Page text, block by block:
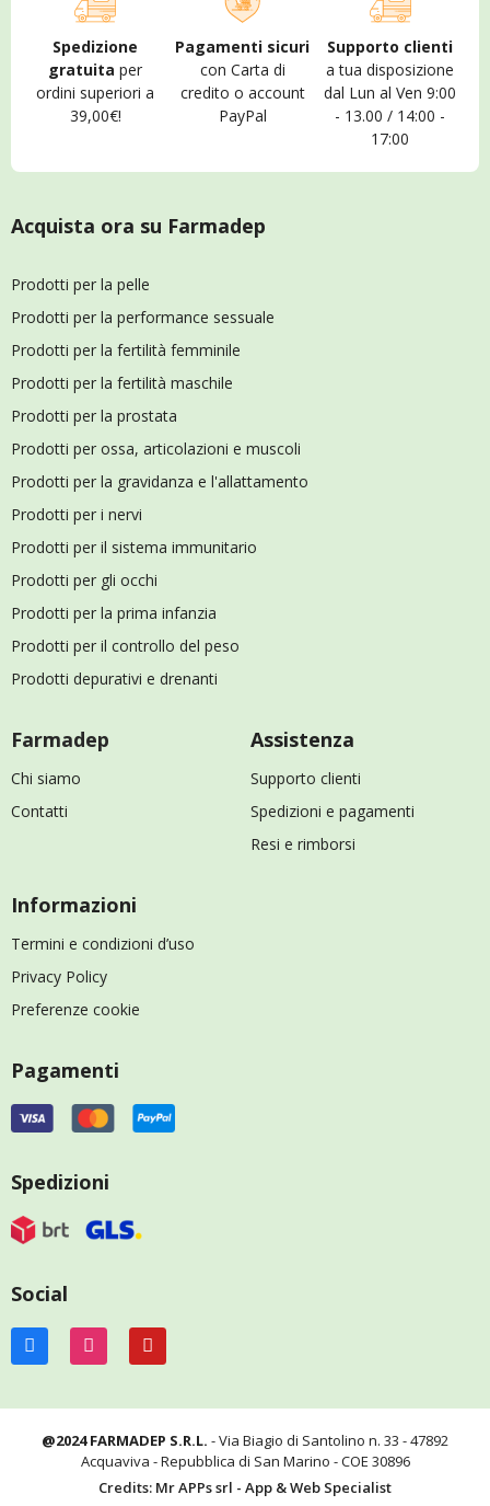
Spedizione
gratuita per
ordini superiori a
39,00€!
Pagamenti sicuri
con Carta di
credito o account
PayPal
Supporto clienti
a tua disposizione
dal Lun al Ven 9:00
- 13.00 / 14:00 -
17:00
Acquista ora su Farmadep
Prodotti per la pelle
Prodotti per la performance sessuale
Prodotti per la fertilità femminile
Prodotti per la fertilità maschile
Prodotti per la prostata
Prodotti per ossa, articolazioni e muscoli
Prodotti per la gravidanza e l'allattamento
Prodotti per i nervi
Prodotti per il sistema immunitario
Prodotti per gli occhi
Prodotti per la prima infanzia
Prodotti per il controllo del peso
Prodotti depurativi e drenanti
Farmadep
Chi siamo
Contatti
Assistenza
Supporto clienti
Spedizioni e pagamenti
Resi e rimborsi
Informazioni
Termini e condizioni d’uso
Privacy Policy
Preferenze cookie
Pagamenti
Spedizioni
Social
@2024 FARMADEP S.R.L. - Via Biagio di Santolino n. 33 - 47892
Acquaviva - Repubblica di San Marino - COE 30896
Credits: Mr APPs srl - App & Web Specialist